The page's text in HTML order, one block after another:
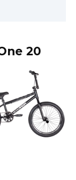
20